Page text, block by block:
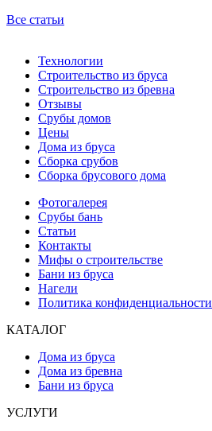
Все статьи
Технологии
Строительство из бруса
Строительство из бревна
Отзывы
Срубы домов
Цены
Дома из бруса
Сборка срубов
Сборка брусового дома
Фотогалерея
Срубы бань
Статьи
Контакты
Мифы о строительстве
Бани из бруса
Нагели
Политика конфиденциальности
КАТАЛОГ
Дома из бруса
Дома из бревна
Бани из бруса
УСЛУГИ